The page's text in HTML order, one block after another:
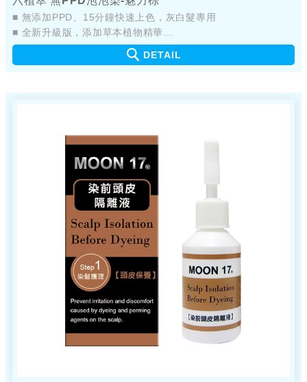
■ 無添加PPD、15分鐘快速上色，灰白髮專用
■ 全新升級版，添加草本植物精華
■ 簡單、輕鬆、護染好EASY
■ 產品不易嗆鼻、不易刺眼
DETAIL